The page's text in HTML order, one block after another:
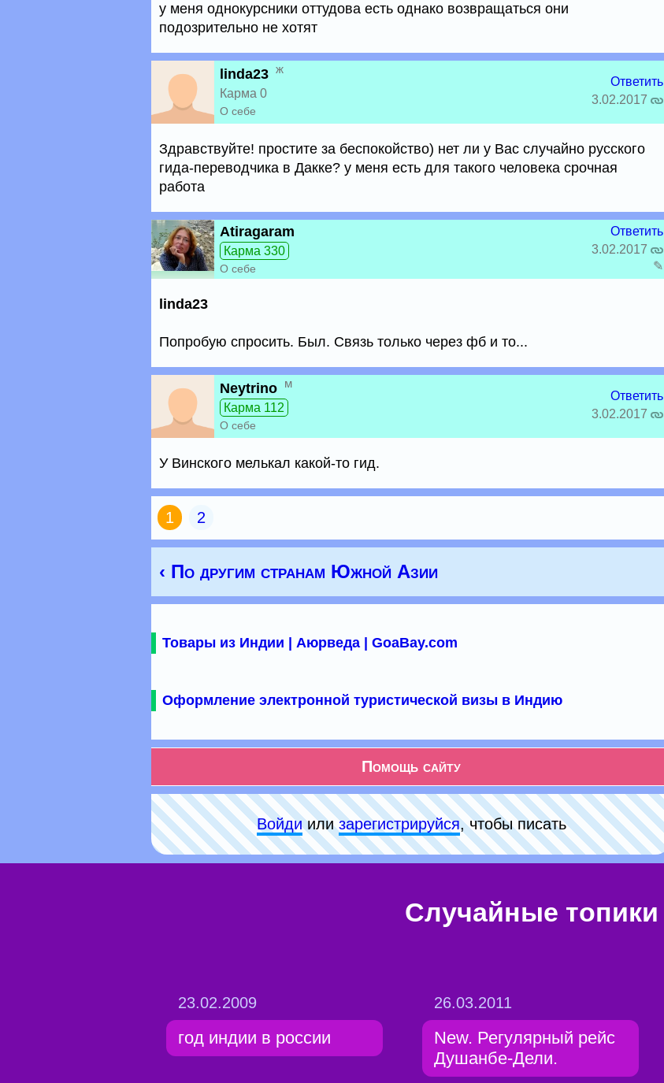
у меня однокурсники оттудова есть однако возвращаться они
подозрительно не хотят
linda23 ж
Карма 0
О себе
Ответить
3.02.2017
Здравствуйте! простите за беспокойство) нет ли у Вас случайно русского
гида-переводчика в Дакке? у меня есть для такого человека срочная
работа
Atiragaram
Карма 330
О себе
Ответить
3.02.2017
✎
linda23
Попробую спросить. Был. Связь только через фб и то...
Neytrino м
Карма 112
О себе
Ответить
3.02.2017
У Винского мелькал какой-то гид.
1 2
‹ По другим странам Южной Азии
Товары из Индии | Аюрведа | GoaBay.com
Оформление электронной туристической визы в Индию
Помощь сайту
Войдиилизарeгиcтpируйся, чтобы писать
Случайные топики
23.02.2009
год индии в россии
26.03.2011
New. Регулярный рейс
Душанбе-Дели.